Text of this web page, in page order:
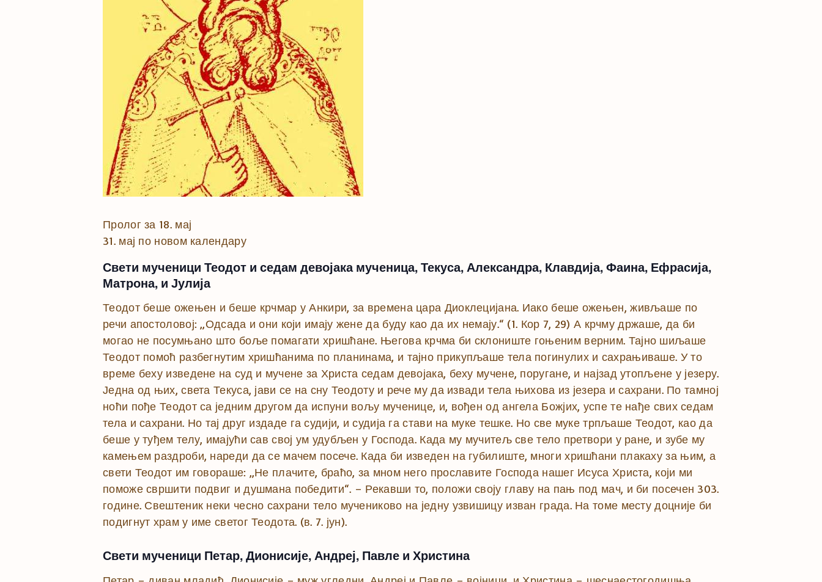
Пролог за 18. мај
31. мај по новом календару
Свети мученици Теодот и седам девојака мученица, Текуса, Александра, Клавдија, Фаина, Ефрасија,
Матрона, и Јулија
Теодот беше ожењен и беше крчмар у Анкири, за времена цара Диоклецијана. Иако беше ожењен, живљаше по
речи апостоловој: „Одсада и они који имају жене да буду као да их немају.“ (1. Кор 7, 29) А крчму држаше, да би
могао не посумњано што боље помагати хришћане. Његова крчма би склониште гоњеним верним. Тајно шиљаше
Теодот помоћ разбегнутим хришћанима по планинама, и тајно прикупљаше тела погинулих и сахрањиваше. У то
време беху изведене на суд и мучене за Христа седам девојака, беху мучене, поругане, и најзад утопљене у језеру.
Једна од њих, света Текуса, јави се на сну Теодоту и рече му да извади тела њихова из језера и сахрани. По тамној
ноћи пође Теодот са једним другом да испуни вољу мученице, и, вођен од ангела Божјих, успе те нађе свих седам
тела и сахрани. Но тај друг издаде га судији, и судија га стави на муке тешке. Но све муке трпљаше Теодот, као да
беше у туђем телу, имајући сав свој ум удубљен у Господа. Када му мучитељ све тело претвори у ране, и зубе му
камењем раздроби, нареди да се мачем посече. Када би изведен на губилиште, многи хришћани плакаху за њим, а
свети Теодот им говораше: „Не плачите, браћо, за мном него прославите Господа нашег Исуса Христа, који ми
поможе свршити подвиг и душмана победити“. – Рекавши то, положи своју главу на пањ под мач, и би посечен 303.
године. Свештеник неки чесно сахрани тело мучениково на једну узвишицу изван града. На томе месту доцније би
подигнут храм у име светог Теодота. (в. 7. јун).
Свети мученици Петар, Дионисије, Андреј, Павле и Христина